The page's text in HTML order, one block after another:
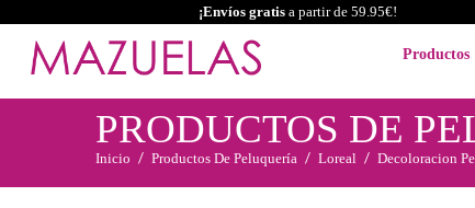
¡Envíos gratisa partir de 59.95€!
Productos
PRODUCTOS DE
Inicio Productos De Peluquería Loreal Decoloracion